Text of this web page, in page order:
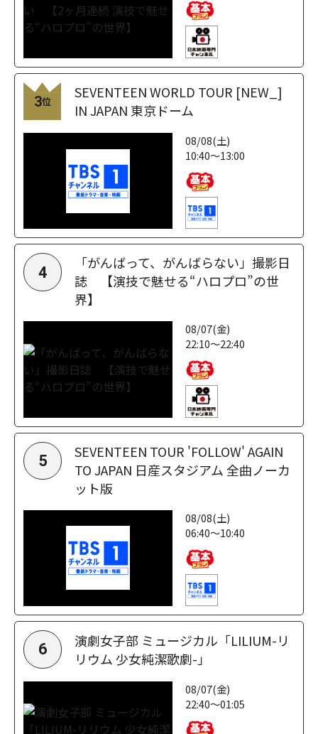
3位
SEVENTEEN WORLD TOUR [NEW_]
IN JAPAN 東京ドーム
08/08(土)
10:40～13:00
4
「がんばって、がんばらない」撮影日
誌 【演技で魅せる“ハロプロ”の世
界】
08/07(金)
22:10～22:40
5
SEVENTEEN TOUR 'FOLLOW' AGAIN
TO JAPAN 日産スタジアム 全曲ノーカ
ット版
08/08(土)
06:40～10:40
6
演劇女子部 ミュージカル「LILIUM-リ
リウム 少女純潔歌劇-」
08/07(金)
22:40～01:05